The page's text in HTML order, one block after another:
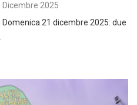
Dicembre 2025
21 dicembre 2025: due